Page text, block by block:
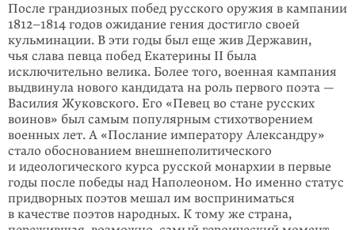
После грандиозных побед русского оружия в кампании
1812–1814 годов ожи­дание гения достигло своей
кульминации. В эти годы был еще жив Державин,
чья слава певца побед Екатерины II была
исключительно велика. Более того, воен­ная кампания
выдвинула нового кандидата на роль первого поэта —
Васи­лия Жуков­ского. Его «Певец во стане русских
воинов» был самым попу­лярным стихот­ворением
военных лет. А «Послание императору Алексан­дру»
стало обоснованием внешне­политического
и идеологического курса рус­ской монар­хии в первые
годы после победы над Наполеоном. Но именно статус
придвор­ных поэтов мешал им вос­при­ниматься
в качестве поэтов народных. К тому же страна,